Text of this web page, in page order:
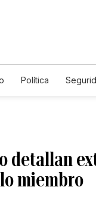
Política
detallan
miembro